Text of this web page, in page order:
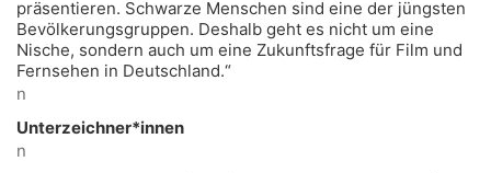
präsentieren. Schwarze Menschen sind eine der jüngsten
Bevölkerungsgruppen. Deshalb geht es nicht um eine
Nische, sondern auch um eine Zukunftsfrage für Film und
Fernsehen in Deutschland.“
n
Unterzeichner*innen
n